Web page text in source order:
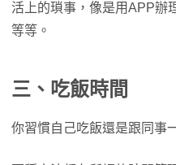
活上的瑣事，像是用APP辦
等等。
三、吃飯時間
你習慣自己吃飯還是跟同事